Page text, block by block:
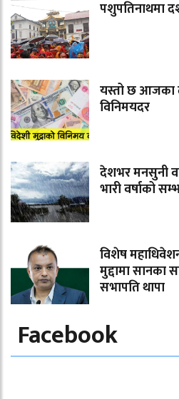
पशुपतिनाथमा
यस्तो छ आजका
विनिमयदर
देशभर मनसुनी
भारी वर्षाको
विशेष
मुद्दामा सानका
सभापति थापा
Facebook